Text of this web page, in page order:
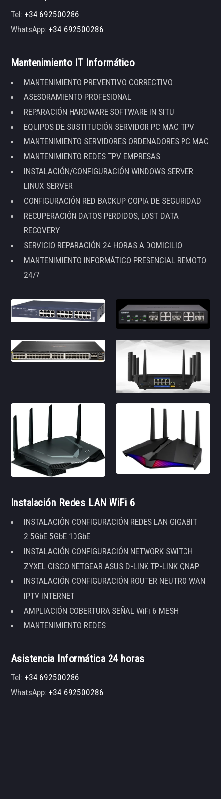
Tel:+34 692500286
WhatsApp:+34 692500286
Mantenimiento IT Informático
MANTENIMIENTO PREVENTIVO CORRECTIVO
ASESORAMIENTO PROFESIONAL
REPARACIÓN HARDWARE SOFTWARE IN SITU
EQUIPOS DE SUSTITUCIÓN SERVIDOR PC MAC TPV
MANTENIMIENTO SERVIDORES ORDENADORES PC MAC
MANTENIMIENTO REDES TPV EMPRESAS
INSTALACIÓN/CONFIGURACIÓN WINDOWS SERVER
LINUX SERVER
CONFIGURACIÓN RED BACKUP COPIA DE SEGURIDAD
RECUPERACIÓN DATOS PERDIDOS, LOST DATA
RECOVERY
SERVICIO REPARACIÓN 24 HORAS A DOMICILIO
MANTENIMIENTO INFORMÁTICO PRESENCIAL REMOTO
24/7
Instalación Redes LAN WiFi 6
INSTALACIÓN CONFIGURACIÓN REDES LAN GIGABIT
2.5GbE 5GbE 10GbE
INSTALACIÓN CONFIGURACIÓN NETWORK SWITCH
ZYXEL CISCO NETGEAR ASUS D-LINK TP-LINK QNAP
INSTALACIÓN CONFIGURACIÓN ROUTER NEUTRO WAN
IPTV INTERNET
AMPLIACIÓN COBERTURA SEÑAL WiFi 6 MESH
MANTENIMIENTO REDES
Asistencia Informática 24 horas
Tel:+34 692500286
WhatsApp:+34 692500286